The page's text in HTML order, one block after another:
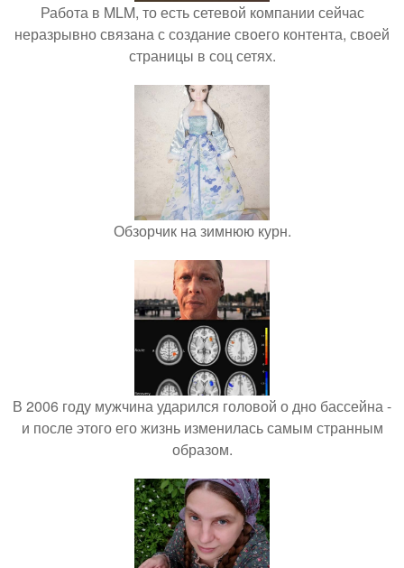
Работа в MLM, то есть сетевой компании сейчас
неразрывно связана с создание своего контента, своей
страницы в соц сетях.
Обзорчик на зимнюю курн.
В 2006 году мужчина ударился головой о дно бассейна -
и после этого его жизнь изменилась самым странным
образом.